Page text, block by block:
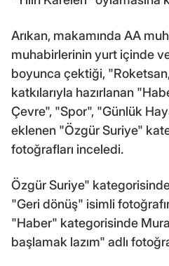
Arıkan, makamında AA
muhabirlerinin yurt içinde ve
boyunca çektiği,
katkılarıyla hazırlanan
Çevre", "Spor", "Günlük
eklenen "Özgür Suriye"
fotoğrafları inceledi.
Özgür Suriye"
"Geri dönüş" isimli
"Haber" kategorisinde
başlamak lazım" adlı